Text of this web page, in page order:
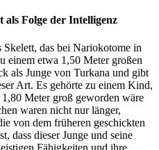
Folge der Intelligenz
das bei Nariokotome in
einem etwa 1,50 Meter großen
als Junge von Turkana und gibt
Art. Es gehörte zu einem Kind,
1,80 Meter groß geworden wäre
waren nicht nur länger,
von dem früheren geschickten
dass dieser Junge und seine
Fähigkeiten und ihre